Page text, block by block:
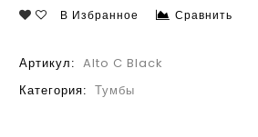
В Избранное Сравнить
Артикул: Alto C Black
Категория: Тумбы